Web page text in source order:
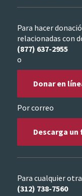
Para hacer
relacionadas con
(877) 637-2955
o
Donar en
Por correo
Descarga
Para cualquier
(312) 738-7560